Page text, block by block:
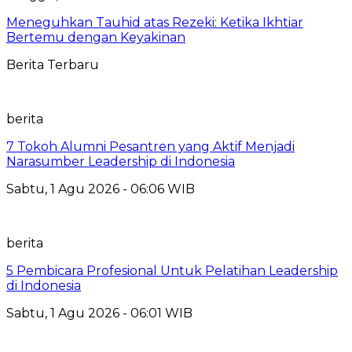
Meneguhkan Tauhid atas Rezeki: Ketika Ikhtiar
Bertemu dengan Keyakinan
Berita Terbaru
berita
7 Tokoh Alumni Pesantren yang Aktif Menjadi
Narasumber Leadership di Indonesia
Sabtu, 1 Agu 2026 - 06:06 WIB
berita
5 Pembicara Profesional Untuk Pelatihan Leadership
di Indonesia
Sabtu, 1 Agu 2026 - 06:01 WIB